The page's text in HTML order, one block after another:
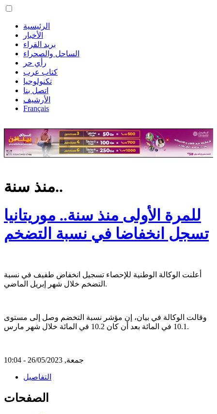
الرئيسية
الأخبار
بريد القراء
الساحل والصحراء
رأي حر
كتاب عرب
تكنولوجيا
اتصل بنا
الأرشيف
Français
منذ سنة..
للمرة الأولى منذ سنة.. موريتانيا
تسجل انخفاضا في نسبة التضخم
أعلنت الوكالة الوطنية للإحصاء تسجيل انخفاض طفيف في نسبة
التضخم خلال شهر إبريل الماضي.
وقالت الوكالة في بيان، إن مؤشر نسبة التخضم وصل إلى مستوى
10.1 في المائة بعد أن كان 10.2 في المائة خلال شهر مارس.
جمعة, 26/05/2023 - 10:04
التفاصيل
الصفحات